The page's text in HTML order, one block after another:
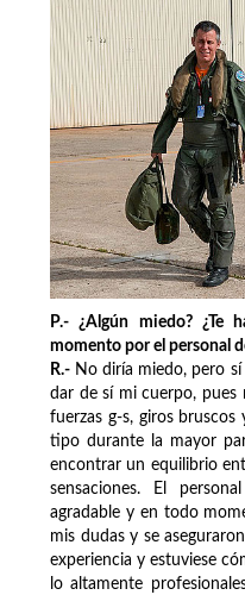
P.- ¿Algún miedo? ¿Te
momento por el personal
R.- No diría miedo, pero
dar de sí mi cuerpo, pues
fuerzas g-s, giros bruscos
tipo durante la mayor
encontrar un equilibrio
sensaciones. El
agradable y en todo
mis dudas y se
experiencia y estuviese
lo altamente